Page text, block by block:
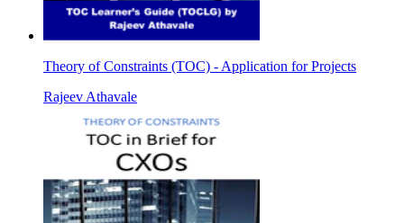
Theory of Constraints (TOC) - Application for Projects
Rajeev Athavale